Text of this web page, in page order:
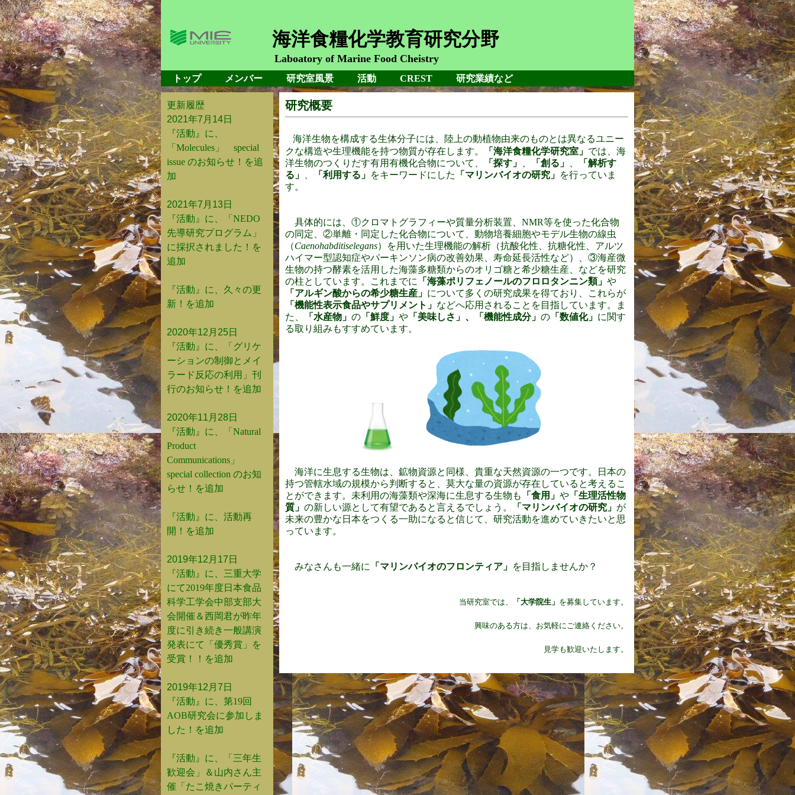
海洋食糧化学教育研究分野
Laboatory of Marine Food Cheistry
トップ メンバー 研究室風景 活動 CREST 研究業績など
更新履歴
2021年7月14日
『活動』に、
「Molecules」 special
issue のお知らせ！を追
加
2021年7月13日
『活動』に、「NEDO
先導研究プログラム」
に採択されました！を
追加
『活動』に、久々の更
新！を追加
2020年12月25日
『活動』に、「グリケ
ーションの制御とメイ
ラード反応の利用」刊
行のお知らせ！を追加
2020年11月28日
『活動』に、「Natural
Product
Communications」
special collection のお知
らせ！を追加
『活動』に、活動再
開！を追加
2019年12月17日
『活動』に、三重大学
にて2019年度日本食品
科学工学会中部支部大
会開催＆西岡君が昨年
度に引き続き一般講演
発表にて「優秀賞」を
受賞！！を追加
2019年12月7日
『活動』に、第19回
AOB研究会に参加しま
した！を追加
『活動』に、「三年生
歓迎会」＆山内さん主
催「たこ焼きパーティ
研究概要
海洋生物を構成する生体分子には、陸上の動植物由来のものとは異なるユニー
クな構造や生理機能を持つ物質が存在します。
「海洋食糧化学研究室」 では、海
洋生物のつくりだす有用有機化合物について、
「探す」 「創る」
「解析す
る」
「利用する」 をキーワードにした 「マリンバイオの研究」 を行っていま
す。
具体的には、①クロマトグラフィーや質量分析装置、NMR等を使った化合物
の同定、②単離・同定した化合物について、動物培養細胞やモデル生物の線虫
（Caenohabditiselegans）を用いた生理機能の解析（抗酸化性、抗糖化性、アルツ
ハイマー型認知症やパーキンソン病の改善効果、寿命延長活性など）、③海産微
生物の持つ酵素を活用した海藻多糖類からのオリゴ糖と希少糖生産、などを研究
の柱としています。これまでに
「海藻ポリフェノールのフロロタンニン類」 や
「アルギン酸からの希少糖生産」 について多くの研究成果を得ており、これらが
「機能性表示食品やサプリメント」 などへ応用されることを目指しています。ま
た、
「水産物」 の 「鮮度」 や 「美味しさ」、「機能性成分」 の 「数値化」 に関す
る取り組みもすすめています。
海洋に生息する生物は、鉱物資源と同様、貴重な天然資源の一つです。日本の
持つ管轄水域の規模から判断すると、莫大な量の資源が存在していると考えるこ
とができます。未利用の海藻類や深海に生息する生物も
「食用」 や 「生理活性物
質」 の新しい源として有望であると言えるでしょう。 「マリンバイオの研究」 が
未来の豊かな日本をつくる一助になると信じて、研究活動を進めていきたいと思
っています。
みなさんも一緒に 「マリンバイオのフロンティア」 を目指しませんか？
当研究室では、 「大学院生」 を募集しています。
興味のある方は、お気軽にご連絡ください。
見学も歓迎いたします。